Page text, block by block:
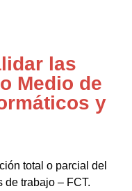
las
Medio de
y
total o parcial del
de trabajo – FCT.